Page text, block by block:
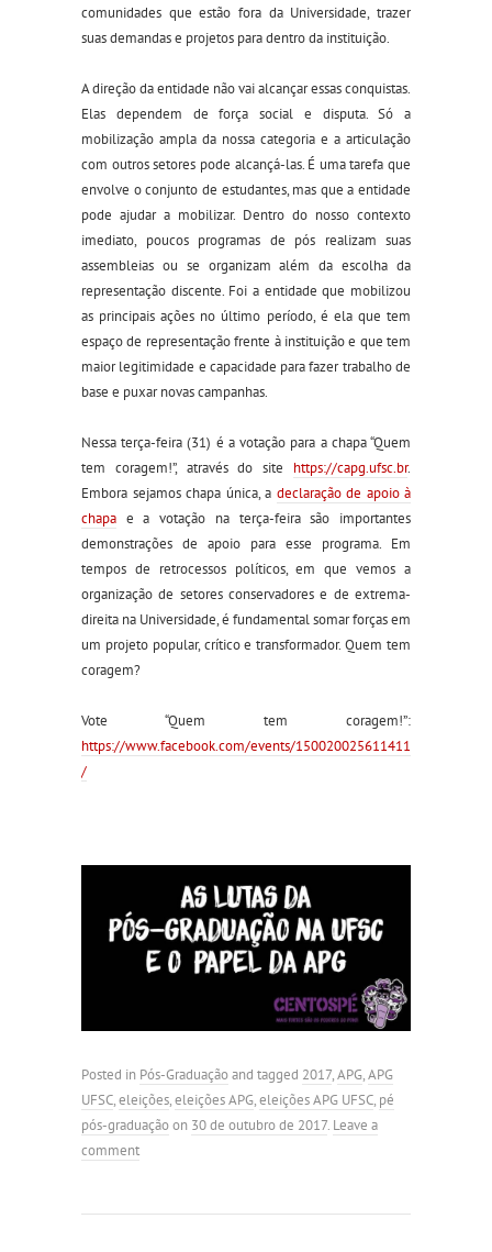
comunidades que estão fora da Universidade, trazer
suas demandas e projetos para dentro da instituição.
A direção da entidade não vai alcançar essas conquistas.
Elas dependem de força social e disputa. Só a
mobilização ampla da nossa categoria e a articulação
com outros setores pode alcançá-las. É uma tarefa que
envolve o conjunto de estudantes, mas que a entidade
pode ajudar a mobilizar. Dentro do nosso contexto
imediato, poucos programas de pós realizam suas
assembleias ou se organizam além da escolha da
representação discente. Foi a entidade que mobilizou
as principais ações no último período, é ela que tem
espaço de representação frente à instituição e que tem
maior legitimidade e capacidade para fazer trabalho de
base e puxar novas campanhas.
Nessa terça-feira (31) é a votação para a chapa “Quem
tem coragem!”, através do site https://capg.ufsc.br.
Embora sejamos chapa única, a declaração de apoio à
chapa e a votação na terça-feira são importantes
demonstrações de apoio para esse programa. Em
tempos de retrocessos políticos, em que vemos a
organização de setores conservadores e de extrema-
direita na Universidade, é fundamental somar forças em
um projeto popular, crítico e transformador. Quem tem
coragem?
Vote “Quem tem coragem!”:
https://www.facebook.com/events/150020025611411
/
Posted in Pós-Graduaçãoand tagged 2017,APG,APG
UFSC,eleições,eleições APG,eleições APG UFSC, pé
pós-graduaçãoon 30 de outubro de 2017. Leave a
comment